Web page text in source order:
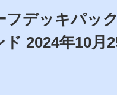
デッキパッ
2024年10月